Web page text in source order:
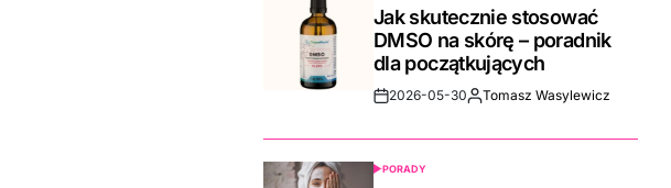
IN
Jak skutecznie stosować
DMSO na skórę – poradnik
dla początkujących
Post2026-05-30By:Tomasz Wasylewicz
POSTED
PORADY